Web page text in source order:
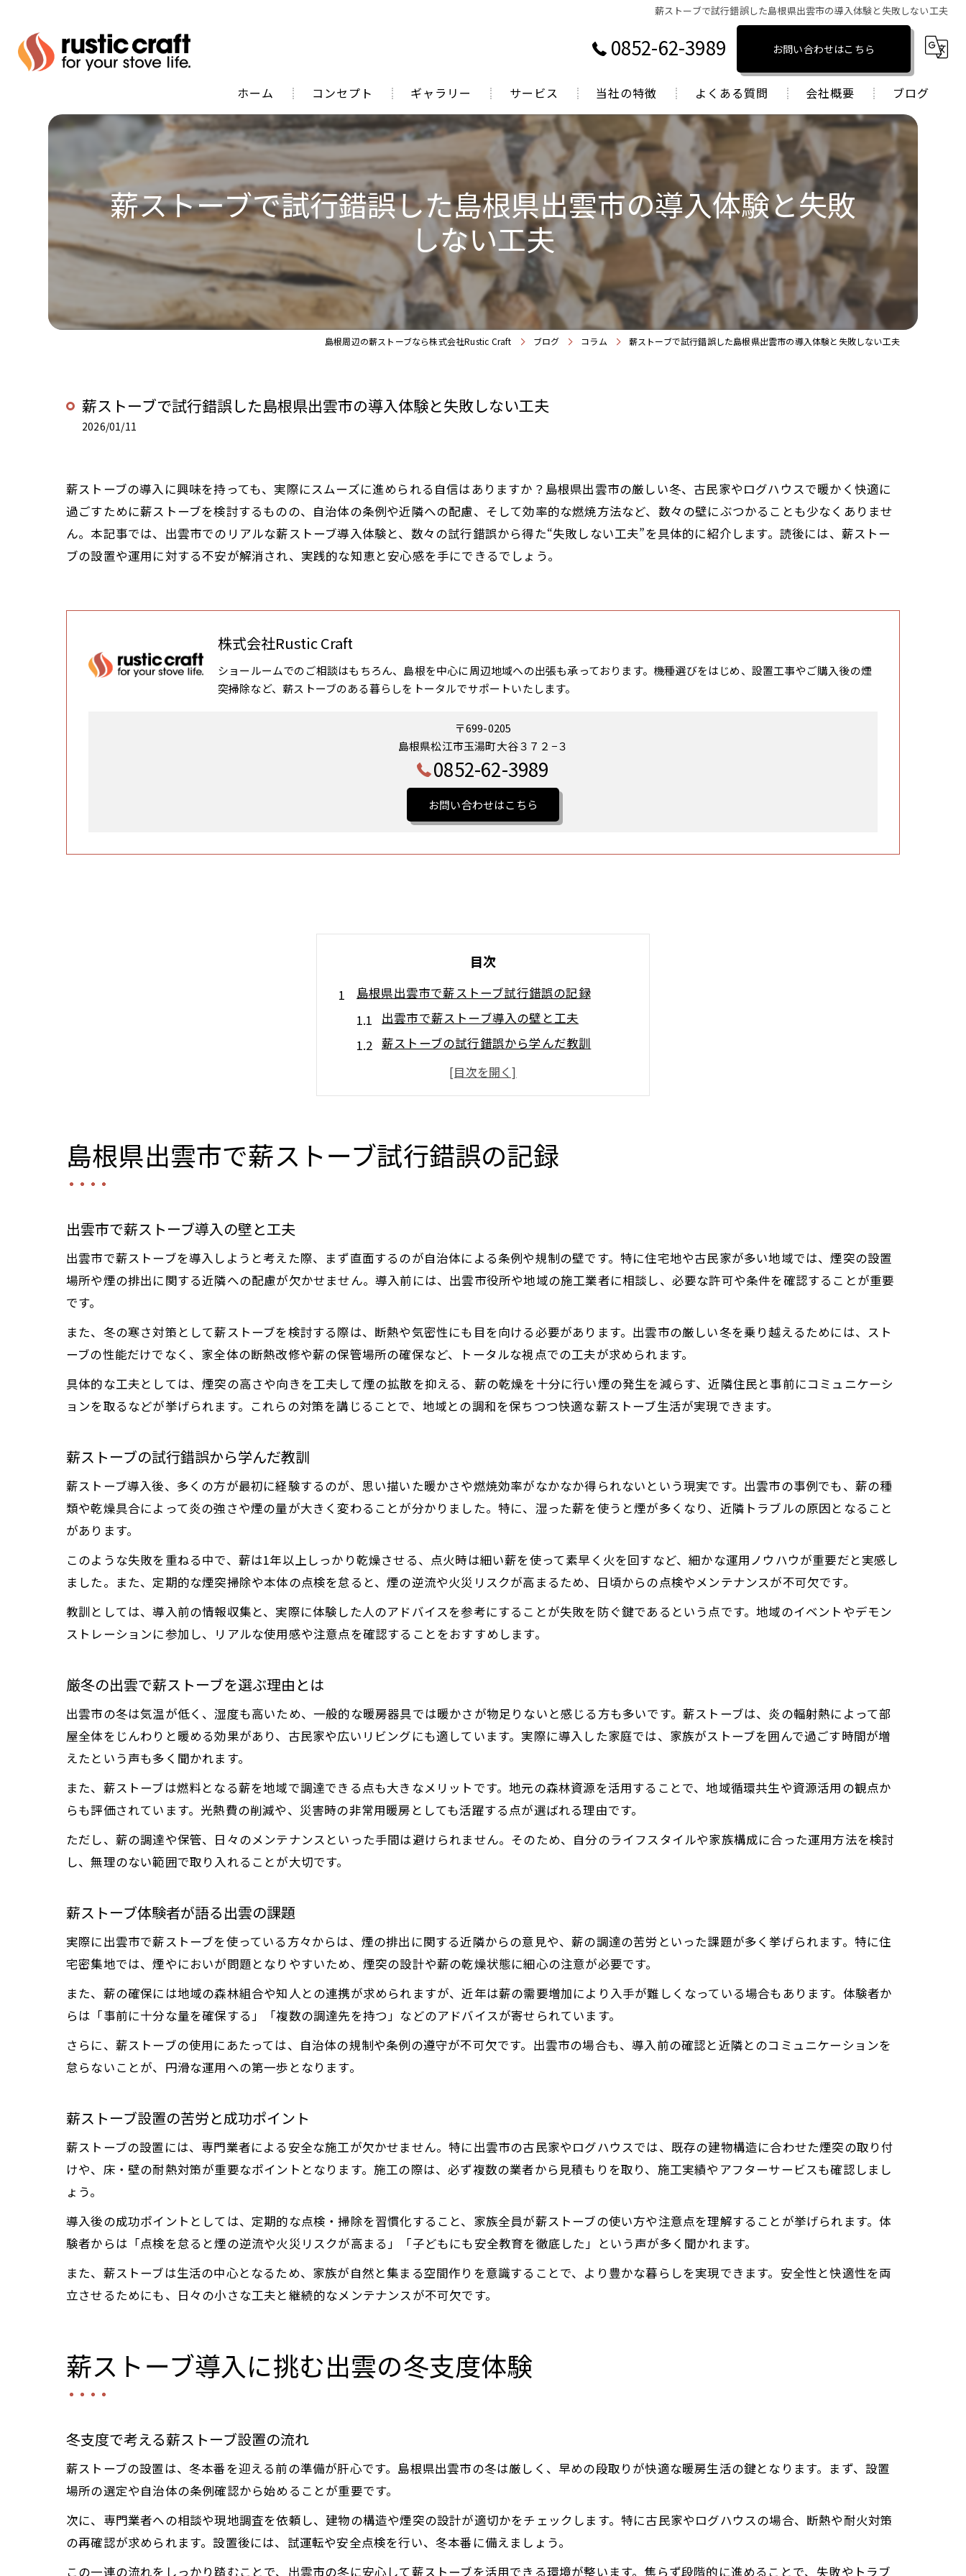
薪ストーブで試行錯誤した島根県出雲市の導入体験と失敗しない工夫
0852-62-3989 お問い合わせはこちら
ホーム コンセプト
代表あいさつ
ギャラリー サービス 当社の特徴
鳥取で薪ストーブ
岡山で薪ストーブ
広島で薪ストーブ
煙突掃除
薪販売
よくある質問 会社概要 ブログ
コラム
薪ストーブで試行錯誤した島根県出雲市の導入体験と失敗
しない工夫
島根周辺の薪ストーブなら株式会社Rustic Craft ブログ コラム 薪ストーブで試行錯誤した島根県出雲市の導入体験と失敗しない工夫
薪ストーブで試行錯誤した島根県出雲市の導入体験と失敗しない工夫
2026/01/11
薪ストーブの導入に興味を持っても、実際にスムーズに進められる自信はありますか？島根県出雲市の厳しい冬、古民家やログハウスで暖かく快適に
過ごすために薪ストーブを検討するものの、自治体の条例や近隣への配慮、そして効率的な燃焼方法など、数々の壁にぶつかることも少なくありませ
ん。本記事では、出雲市でのリアルな薪ストーブ導入体験と、数々の試行錯誤から得た“失敗しない工夫”を具体的に紹介します。読後には、薪ストー
ブの設置や運用に対する不安が解消され、実践的な知恵と安心感を手にできるでしょう。
株式会社Rustic Craft
ショールームでのご相談はもちろん、島根を中心に周辺地域への出張も承っております。機種選びをはじめ、設置工事やご購入後の煙
突掃除など、薪ストーブのある暮らしをトータルでサポートいたします。
〒699-0205
島根県松江市玉湯町大谷３７２−３
0852-62-3989
お問い合わせはこちら
目次
島根県出雲市で薪ストーブ試行錯誤の記録
出雲市で薪ストーブ導入の壁と工夫
薪ストーブの試行錯誤から学んだ教訓
厳冬の出雲で薪ストーブを選ぶ理由とは
薪ストーブ体験者が語る出雲の課題
薪ストーブ導入に挑む出雲の冬支度体験
冬支度で考える薪ストーブ設置の流れ
冬の出雲で活躍する薪ストーブの魅力
薪ストーブ選びから設置までの注意点
薪ストーブの安全設置ガイドライン
薪ストーブと環境配慮の両立方法
薪ストーブ設置で守るべきルール解説
薪ストーブで暖かさを最大化する使い方
薪ストーブで快適温度を保つコツ
薪ストーブ利用時の近隣配慮ポイント解説
薪ストーブ利用で配慮すべきマナー
薪ストーブ利用時の配慮ポイント総まとめ
島根県出雲市で薪ストーブ試行錯誤の記録
出雲市で薪ストーブ導入の壁と工夫
出雲市で薪ストーブを導入しようと考えた際、まず直面するのが自治体による条例や規制の壁です。特に住宅地や古民家が多い地域では、煙突の設置
場所や煙の排出に関する近隣への配慮が欠かせません。導入前には、出雲市役所や地域の施工業者に相談し、必要な許可や条件を確認することが重要
です。
また、冬の寒さ対策として薪ストーブを検討する際は、断熱や気密性にも目を向ける必要があります。出雲市の厳しい冬を乗り越えるためには、スト
ーブの性能だけでなく、家全体の断熱改修や薪の保管場所の確保など、トータルな視点での工夫が求められます。
具体的な工夫としては、煙突の高さや向きを工夫して煙の拡散を抑える、薪の乾燥を十分に行い煙の発生を減らす、近隣住民と事前にコミュニケーシ
ョンを取るなどが挙げられます。これらの対策を講じることで、地域との調和を保ちつつ快適な薪ストーブ生活が実現できます。
薪ストーブの試行錯誤から学んだ教訓
薪ストーブ導入後、多くの方が最初に経験するのが、思い描いた暖かさや燃焼効率がなかなか得られないという現実です。出雲市の事例でも、薪の種
類や乾燥具合によって炎の強さや煙の量が大きく変わることが分かりました。特に、湿った薪を使うと煙が多くなり、近隣トラブルの原因となること
があります。
このような失敗を重ねる中で、薪は1年以上しっかり乾燥させる、点火時は細い薪を使って素早く火を回すなど、細かな運用ノウハウが重要だと実感し
ました。また、定期的な煙突掃除や本体の点検を怠ると、煙の逆流や火災リスクが高まるため、日頃からの点検やメンテナンスが不可欠です。
教訓としては、導入前の情報収集と、実際に体験した人のアドバイスを参考にすることが失敗を防ぐ鍵であるという点です。地域のイベントやデモン
ストレーションに参加し、リアルな使用感や注意点を確認することをおすすめします。
厳冬の出雲で薪ストーブを選ぶ理由とは
出雲市の冬は気温が低く、湿度も高いため、一般的な暖房器具では暖かさが物足りないと感じる方も多いです。薪ストーブは、炎の輻射熱によって部
屋全体をじんわりと暖める効果があり、古民家や広いリビングにも適しています。実際に導入した家庭では、家族がストーブを囲んで過ごす時間が増
えたという声も多く聞かれます。
また、薪ストーブは燃料となる薪を地域で調達できる点も大きなメリットです。地元の森林資源を活用することで、地域循環共生や資源活用の観点か
らも評価されています。光熱費の削減や、災害時の非常用暖房としても活躍する点が選ばれる理由です。
ただし、薪の調達や保管、日々のメンテナンスといった手間は避けられません。そのため、自分のライフスタイルや家族構成に合った運用方法を検討
し、無理のない範囲で取り入れることが大切です。
薪ストーブ体験者が語る出雲の課題
実際に出雲市で薪ストーブを使っている方々からは、煙の排出に関する近隣からの意見や、薪の調達の苦労といった課題が多く挙げられます。特に住
宅密集地では、煙やにおいが問題となりやすいため、煙突の設計や薪の乾燥状態に細心の注意が必要です。
また、薪の確保には地域の森林組合や知人との連携が求められますが、近年は薪の需要増加により入手が難しくなっている場合もあります。体験者か
らは「事前に十分な量を確保する」「複数の調達先を持つ」などのアドバイスが寄せられています。
さらに、薪ストーブの使用にあたっては、自治体の規制や条例の遵守が不可欠です。出雲市の場合も、導入前の確認と近隣とのコミュニケーションを
怠らないことが、円滑な運用への第一歩となります。
薪ストーブ設置の苦労と成功ポイント
薪ストーブの設置には、専門業者による安全な施工が欠かせません。特に出雲市の古民家やログハウスでは、既存の建物構造に合わせた煙突の取り付
けや、床・壁の耐熱対策が重要なポイントとなります。施工の際は、必ず複数の業者から見積もりを取り、施工実績やアフターサービスも確認しまし
ょう。
導入後の成功ポイントとしては、定期的な点検・掃除を習慣化すること、家族全員が薪ストーブの使い方や注意点を理解することが挙げられます。体
験者からは「点検を怠ると煙の逆流や火災リスクが高まる」「子どもにも安全教育を徹底した」という声が多く聞かれます。
また、薪ストーブは生活の中心となるため、家族が自然と集まる空間作りを意識することで、より豊かな暮らしを実現できます。安全性と快適性を両
立させるためにも、日々の小さな工夫と継続的なメンテナンスが不可欠です。
薪ストーブ導入に挑む出雲の冬支度体験
冬支度で考える薪ストーブ設置の流れ
薪ストーブの設置は、冬本番を迎える前の準備が肝心です。島根県出雲市の冬は厳しく、早めの段取りが快適な暖房生活の鍵となります。まず、設置
場所の選定や自治体の条例確認から始めることが重要です。
次に、専門業者への相談や現地調査を依頼し、建物の構造や煙突の設計が適切かをチェックします。特に古民家やログハウスの場合、断熱や耐火対策
の再確認が求められます。設置後には、試運転や安全点検を行い、冬本番に備えましょう。
この一連の流れをしっかり踏むことで、出雲市の冬に安心して薪ストーブを活用できる環境が整います。焦らず段階的に進めることで、失敗やトラブ
お問い合わせはこちら
お問い合わせはこちら